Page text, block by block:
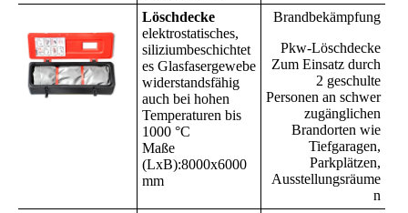
Löschdecke
elektrostatisches,
siliziumbeschichtet
es Glasfasergewebe
widerstandsfähig
auch bei hohen
Temperaturen bis
1000 °C
Maße
(LxB):8000x6000
mm
Brandbekämpfung
Pkw-Löschdecke
Zum Einsatz durch
2 geschulte
Personen an schwer
zugänglichen
Brandorten wie
Tiefgaragen,
Parkplätzen,
Ausstellungsräume
n